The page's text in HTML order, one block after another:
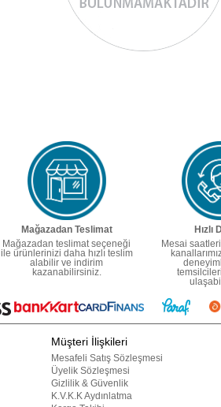
Mağazadan Teslimat
Mağazadan teslimat seçeneği
ile ürünlerinizi daha hızlı teslim
alabilir ve indirim
kazanabilirsiniz.
Hızlı
Mesai
Müşteri İlişkileri
Mesafeli Satış Sözleşmesi
Üyelik Sözleşmesi
Gizlilik & Güvenlik
K.V.K.K Aydınlatma